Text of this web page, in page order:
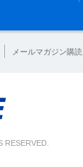
メールマガジン購読
RESERVED.